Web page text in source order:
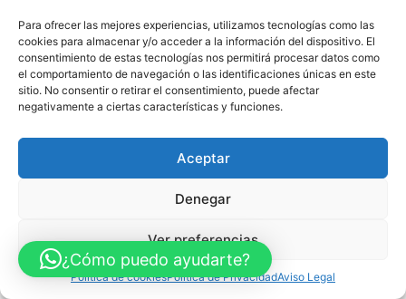
Para ofrecer las mejores experiencias, utilizamos tecnologías como las
cookies para almacenar y/o acceder a la información del dispositivo. El
consentimiento de estas tecnologías nos permitirá procesar datos como
el comportamiento de navegación o las identificaciones únicas en este
sitio. No consentir o retirar el consentimiento, puede afectar
negativamente a ciertas características y funciones.
Aceptar
Denegar
Ver preferencias
Política de cookiesPolítica de PrivacidadAviso Legal
¿Cómo puedo ayudarte?